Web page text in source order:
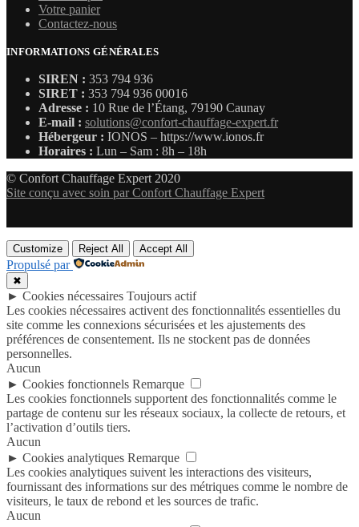
Votre panier
Contactez-nous
INFORMATIONS GÉNÉRALES
SIREN : 353 794 936
SIRET : 353 794 936 00016
Adresse : 10 Rue de l’Étang, 79190 Caunay
E-mail : solutions@confort-chauffage-expert.fr
Hébergeur : IONOS – https://www.ionos.fr
Horaires : Lun – Sam : 8h – 18h
© Confort Chauffage Expert 2020
Site conçu avec soin par Confort Chauffage Expert
Customize Reject All Accept All
Propulsé par
✖
► Cookies nécessaires Toujours actif
Les cookies nécessaires activent des fonctionnalités essentielles du
site comme les connexions sécurisées et les ajustements des
préférences de consentement. Ils ne stockent pas de données
personnelles.
Aucun
► Cookies fonctionnels Remarque
Les cookies fonctionnels supportent des fonctionnalités comme le
partage de contenu sur les réseaux sociaux, la collecte de retours, et
l’activation d’outils tiers.
Aucun
► Cookies analytiques Remarque
Les cookies analytiques suivent les interactions des visiteurs,
fournissant des informations sur des métriques comme le nombre de
visiteurs, le taux de rebond et les sources de trafic.
Aucun